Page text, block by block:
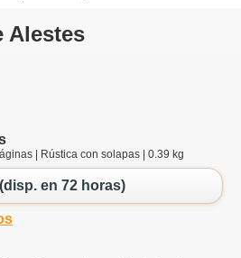
Alestes
| Rústica con solapas | 0.39 kg
en 72 horas)